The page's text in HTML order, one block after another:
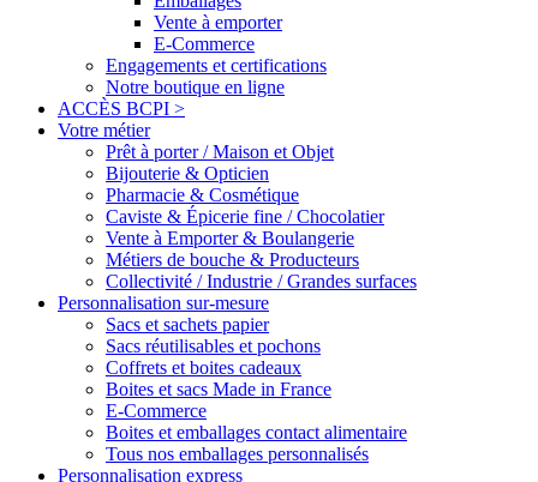
Vente à emporter
E-Commerce
Engagements et certifications
Notre boutique en ligne
ACCÈS BCPI >
Votre métier
Prêt à porter / Maison et Objet
Bijouterie & Opticien
Pharmacie & Cosmétique
Caviste & Épicerie fine / Chocolatier
Vente à Emporter & Boulangerie
Métiers de bouche & Producteurs
Collectivité / Industrie / Grandes surfaces
Personnalisation sur-mesure
Sacs et sachets papier
Sacs réutilisables et pochons
Coffrets et boites cadeaux
Boites et sacs Made in France
E-Commerce
Boites et emballages contact alimentaire
Tous nos emballages personnalisés
Personnalisation express